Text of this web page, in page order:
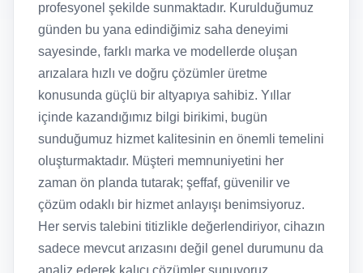
profesyonel şekilde sunmaktadır. Kurulduğumuz
günden bu yana edindiğimiz saha deneyimi
sayesinde, farklı marka ve modellerde oluşan
arızalara hızlı ve doğru çözümler üretme
konusunda güçlü bir altyapıya sahibiz. Yıllar
içinde kazandığımız bilgi birikimi, bugün
sunduğumuz hizmet kalitesinin en önemli temelini
oluşturmaktadır. Müşteri memnuniyetini her
zaman ön planda tutarak; şeffaf, güvenilir ve
çözüm odaklı bir hizmet anlayışı benimsiyoruz.
Her servis talebini titizlikle değerlendiriyor, cihazın
sadece mevcut arızasını değil genel durumunu da
analiz ederek kalıcı çözümler sunuyoruz.